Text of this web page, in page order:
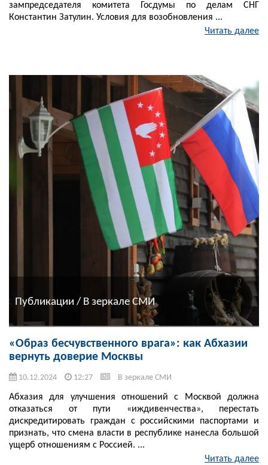
зампредседателя комитета Госдумы по делам СНГ
Константин Затулин. Условия для возобновления ...
Читать далее
Публикации / В зеркале СМИ
«Образ бесчувственного врага»: как Абхазии
вернуть доверие Москвы
10.12.2024 12:27 В зеркале СМИ
Абхазия для улучшения отношений с Москвой должна
отказаться от пути «иждивенчества», перестать
дискредитировать граждан с российскими паспортами и
признать, что смена власти в республике нанесла большой
ущерб отношениям с Россией. ...
Читать далее